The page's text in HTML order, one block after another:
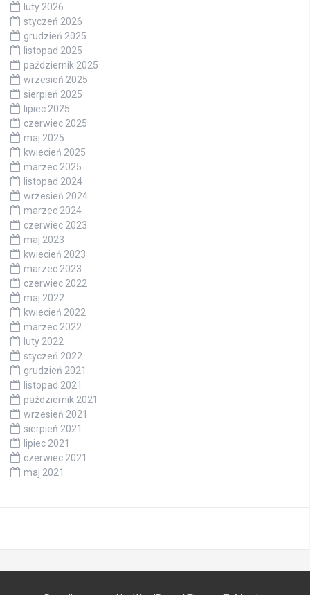
luty 2026
styczeń 2026
grudzień 2025
listopad 2025
październik 2025
wrzesień 2025
sierpień 2025
lipiec 2025
czerwiec 2025
maj 2025
kwiecień 2025
marzec 2025
listopad 2024
wrzesień 2024
marzec 2024
czerwiec 2023
maj 2023
kwiecień 2023
marzec 2023
czerwiec 2022
maj 2022
kwiecień 2022
marzec 2022
luty 2022
styczeń 2022
grudzień 2021
listopad 2021
październik 2021
wrzesień 2021
sierpień 2021
lipiec 2021
czerwiec 2021
maj 2021